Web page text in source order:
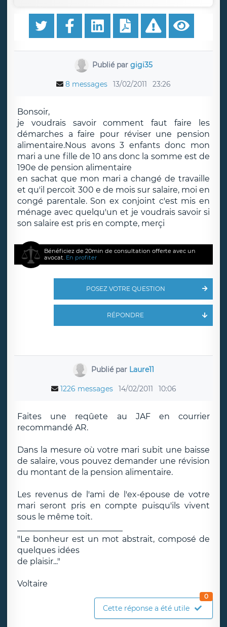
Publié pargigi35
8 messages 13/02/2011 23:26
Bonsoir,
je voudrais savoir comment faut faire les
démarches a faire pour réviser une pension
alimentaire.Nous avons 3 enfants donc mon
mari a une fille de 10 ans donc la somme est de
190e de pension alimentaire
en sachat que mon mari a changé de travaille
et qu'il percoit 300 e de mois sur salaire, moi en
congé parentale. Son ex conjoint c'est mis en
ménage avec quelqu'un et je voudrais savoir si
son salaire est pris en compte, merçi
Bénéficiez de 20min de consultation offerte avec un
avocat. En profiter
POSEZ VOTRE QUESTION
RÉPONDRE
Publié par Laure11
1226 messages 14/02/2011 10:06
Faites une reqûete au JAF en courrier
recommandé AR.
Dans la mesure où votre mari subit une baisse
de salaire, vous pouvez demander une révision
du montant de la pension alimentaire.
Les revenus de l'ami de l'ex-épouse de votre
mari seront pris en compte puisqu'ils vivent
sous le même toit.
"Le bonheur est un mot abstrait, composé de
quelques idées
de plaisir..."
Voltaire
Cette réponse a été utile
0